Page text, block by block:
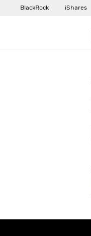
BlackRock iShares